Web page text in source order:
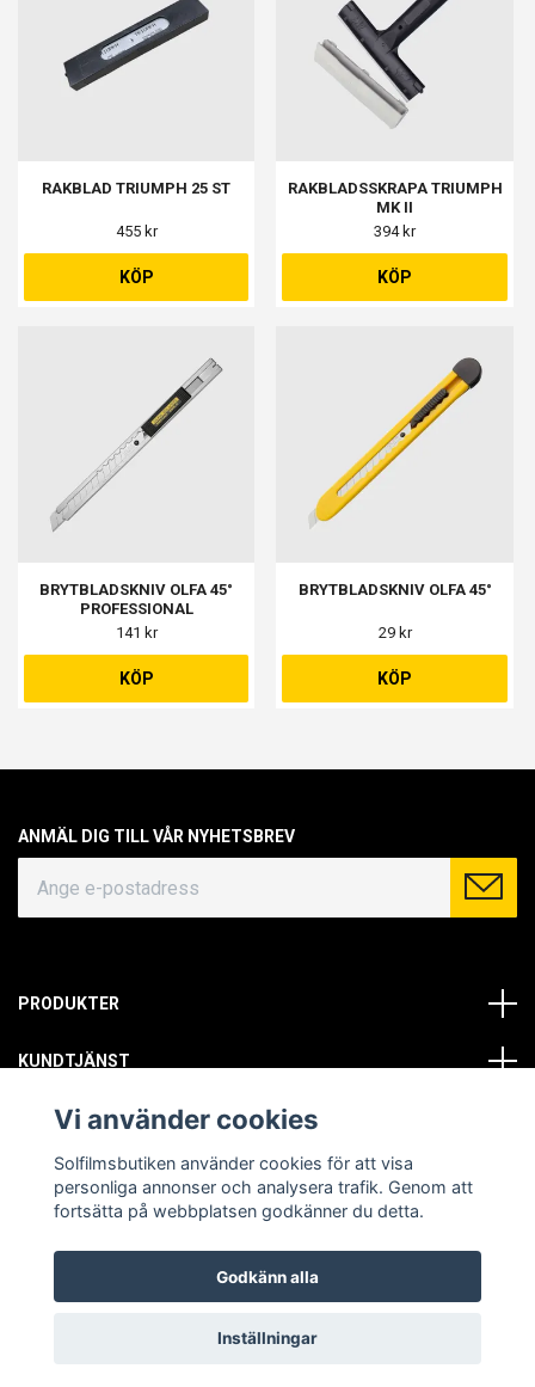
RAKBLAD TRIUMPH 25 ST
455 kr
KÖP
RAKBLADSSKRAPA TRIUMPH
MK II
394 kr
KÖP
BRYTBLADSKNIV OLFA 45°
PROFESSIONAL
141 kr
KÖP
BRYTBLADSKNIV OLFA 45°
29 kr
KÖP
ANMÄL DIG TILL VÅR NYHETSBREV
PRODUKTER
KUNDTJÄNST
OM OSS
SOCIALA MEDIER
© Copyright 2026 Solfilmsbutiken. All rights reserved.
Vi använder cookies
Solfilmsbutiken använder cookies för att visa
personliga annonser och analysera trafik. Genom att
fortsätta på webbplatsen godkänner du detta.
Godkänn alla
Inställningar